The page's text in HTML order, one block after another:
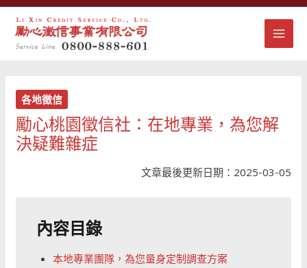
跳
各地徵信
勵心桃園徵信社：在地專業，為您解
決疑難雜症
文章最後更新日期：2025-03-05
內容目錄
本地專業團隊，為您量身定制調查方案